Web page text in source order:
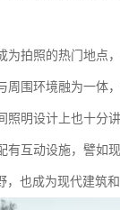
拍照的热门地点
围环境融为一体
明设计上也十分
互动设施，譬如
也成为现代建筑和